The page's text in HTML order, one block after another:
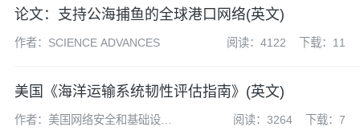
论文：支持公海捕鱼的全球港口网络(英文)
作者：SCIENCE ADVANCES 阅读：4122 下载：11
美国《海洋运输系统韧性评估指南》(英文)
作者：美国网络安全和基础设施
阅读：3264 下载：7